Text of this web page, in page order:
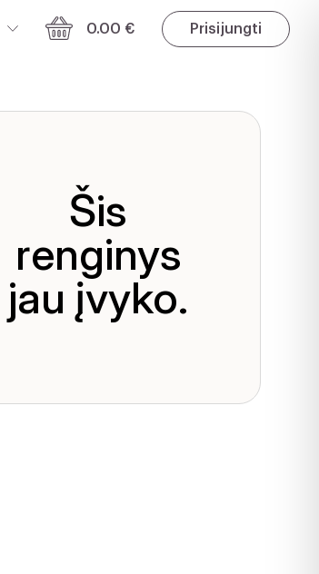
0.00 € Prisijungti
Šis
renginys
jau įvyko.